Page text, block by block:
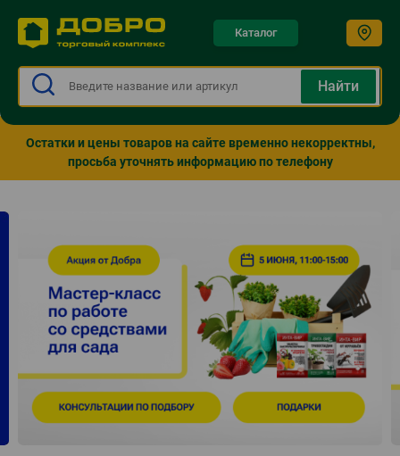
Каталог
Остатки и цены товаров на сайте временно некорректны,
просьба уточнять информацию по телефону